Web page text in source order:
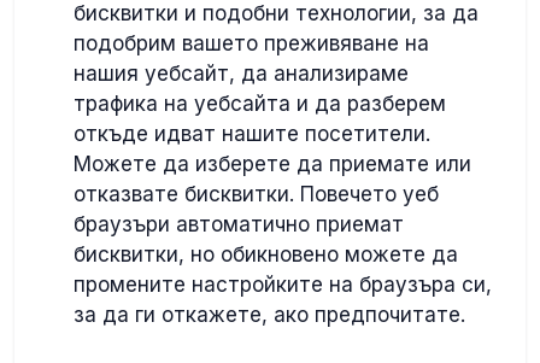
бисквитки и подобни технологии, за да
подобрим вашето преживяване на
нашия уебсайт, да анализираме
трафика на уебсайта и да разберем
откъде идват нашите посетители.
Можете да изберете да приемате или
отказвате бисквитки. Повечето уеб
браузъри автоматично приемат
бисквитки, но обикновено можете да
промените настройките на браузъра си,
за да ги откажете, ако предпочитате.